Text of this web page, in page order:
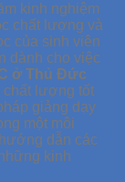
kinh nghiệm
chất lượng và
của sinh viên
dành cho việc
ở Thủ Đức
chất lượng tốt
giảng dạy
một môi
dẫn các
kinh